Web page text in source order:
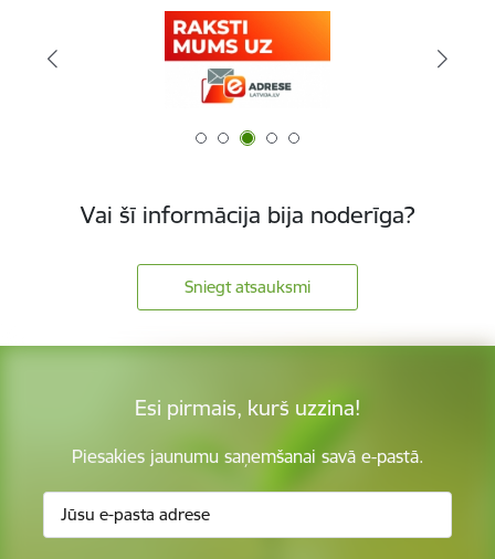
Vai šī informācija bija noderīga?
Sniegt atsauksmi
Esi pirmais, kurš uzzina!
Piesakies jaunumu saņemšanai savā e-pastā.